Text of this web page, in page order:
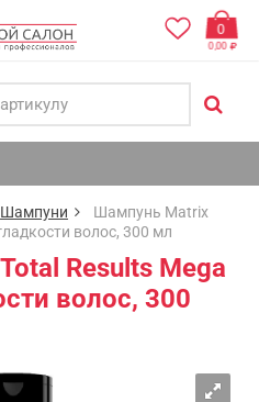
0
0,00
Шампуни
Шампунь Matrix
волос, 300 мл
Results Mega
волос, 300